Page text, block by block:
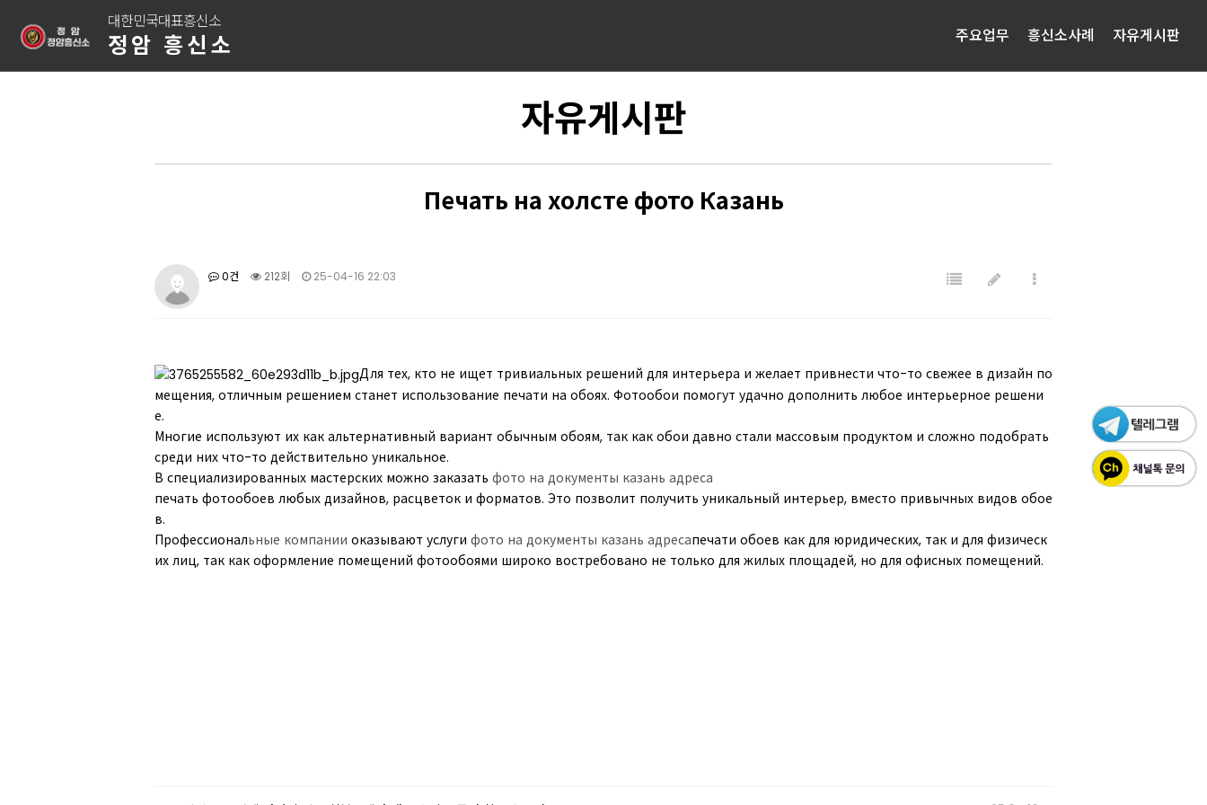
대한민국대표흥신소
정암 흥신소 주요업무 흥신소사례 자유게시판
자유게시판
Печать на холсте фото Казань
0건 212회 25-04-16 22:03
Для тех, кто не ищет тривиальных решений для интерьера и желает привнести что-то свежее в дизайн по
мещения, отличным решением станет использование печати на обоях. Фотообои помогут удачно дополнить любое интерьерное решени
е.
Многие используют их как альтернативный вариант обычным обоям, так как обои давно стали массовым продуктом и сложно подобрать
среди них что-то действительно уникальное.
В специализированных мастерских можно заказать фото на документы казань адреса
печать фотообоев любых дизайнов, расцветок и форматов. Это позволит получить уникальный интерьер, вместо привычных видов обое
в.
Профессиональные компании оказывают услуги фото на документы казань адресапечати обоев как для юридических, так и для физическ
их лиц, так как оформление помещений фотообоями широко востребовано не только для жилых площадей, но для офисных помещений.